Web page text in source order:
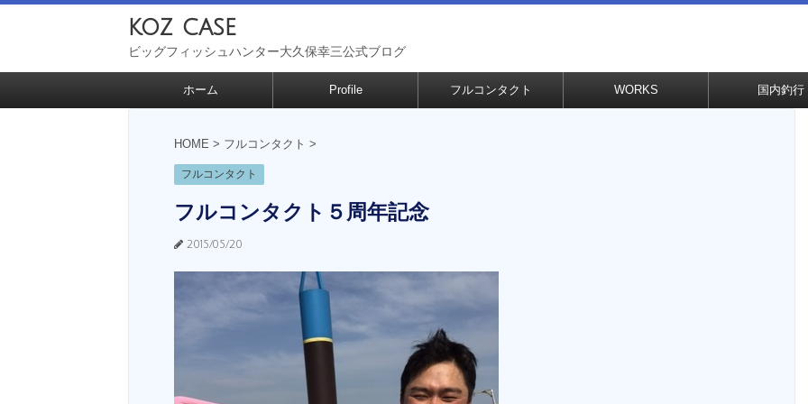
koz case
ビッグフィッシュハンター大久保幸三公式ブログ
ホーム Profile フルコンタクト WORKS 国内釣行
HOME > フルコンタクト >
フルコンタクト
フルコンタクト５周年記念
2015/05/20